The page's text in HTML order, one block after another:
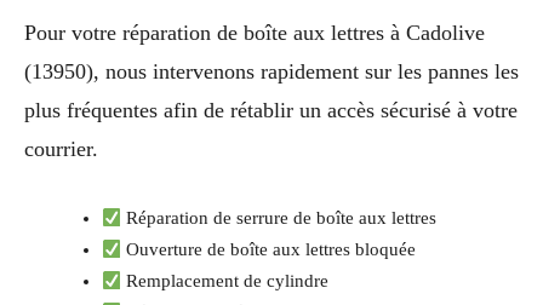
Pour votre réparation de boîte aux lettres à Cadolive
(13950), nous intervenons rapidement sur les pannes les
plus fréquentes afin de rétablir un accès sécurisé à votre
courrier.
Réparation de serrure de boîte aux lettres
Ouverture de boîte aux lettres bloquée
Remplacement de cylindre